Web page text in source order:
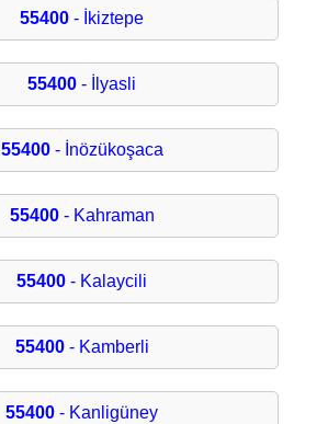
55400 - İkiztepe
55400 - İlyasli
55400- İnözükoşaca
55400- Kahraman
55400 - Kalaycili
55400- Kamberli
55400 - Kanligüney